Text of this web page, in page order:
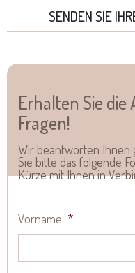
SENDEN SIE
Erhalten Sie
Fragen!
Wir beantworten Ihnen
Sie bitte das folgende
Kürze mit Ihnen in
Vorname *